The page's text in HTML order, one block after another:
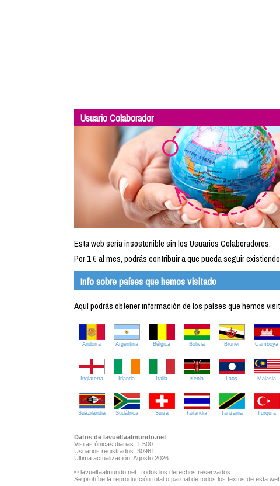
Usuario Colaborador
Esta web sería insostenible sin los Usuarios Colaboradores.
Por 1 € al mes, podrás contribuir a que pueda seguir
Info sobre países que hemos visitado
Aquí podrás obtener información de los países que hemos
Andorra Argentina Bélgica Bolivia Brunei Camboya
Inglaterra Irlanda Italia Kenia Laos Malasia
Suazilandia Sudáfrica Suiza Tailandia Tanzania Turquía
Datos de lavueltaalmundo.net
Visitas únicas diarias: 1.500
Usuarios registrados: 30961
Última actualización: Agosto 2026
© lavueltaalmundo.net. Todos los derechos reservados.
Se prohíbe la reproducción total o parcial de todos los textos de esta